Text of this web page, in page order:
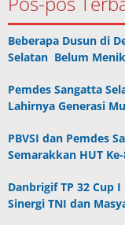
Beberapa Dusun di
Selatan Belum
Pemdes Sangatta
Lahirnya Generasi
PBVSI dan Pemdes
Semarakkan HUT Ke-
Danbrigif TP 32 Cup
Sinergi TNI dan